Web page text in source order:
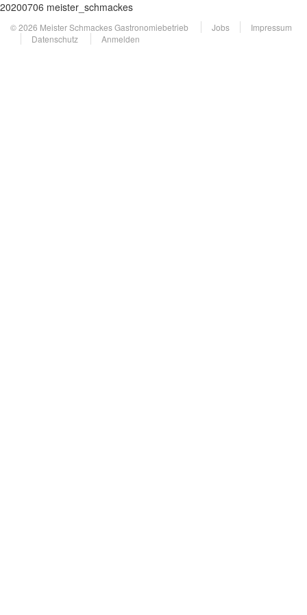
20200706 meister_schmackes
© 2026 Meister Schmackes Gastronomiebetrieb Jobs
Impressum
Datenschutz
Anmelden